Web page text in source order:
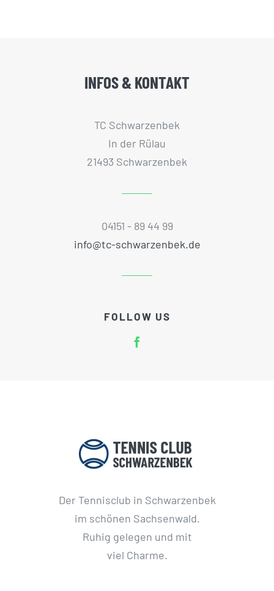
INFOS & KONTAKT
TC Schwarzenbek
In der Rülau
21493 Schwarzenbek
04151 - 89 44 99
info@tc-schwarzenbek.de
FOLLOW US
Der Tennisclub in Schwarzenbek
im schönen Sachsenwald.
Ruhig gelegen und mit
viel Charme.